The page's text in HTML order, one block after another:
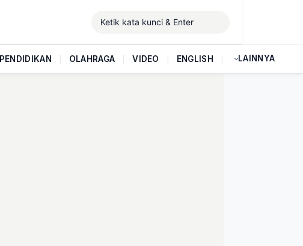
PENDIDIKAN OLAHRAGA VIDEO ENGLISH LAINNYA